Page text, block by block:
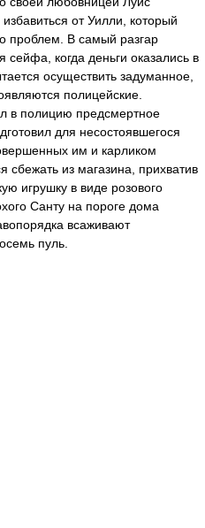
от Уилли, который
проблем. В самый разгар
сейфа, когда деньги оказались в
осуществить задуманное,
полицейские.
в полицию предсмертное
для несостоявшегося
им и карликом
сбежать из магазина, прихватив
игрушку в виде розового
Санту на пороге дома
всаживают
пуль.